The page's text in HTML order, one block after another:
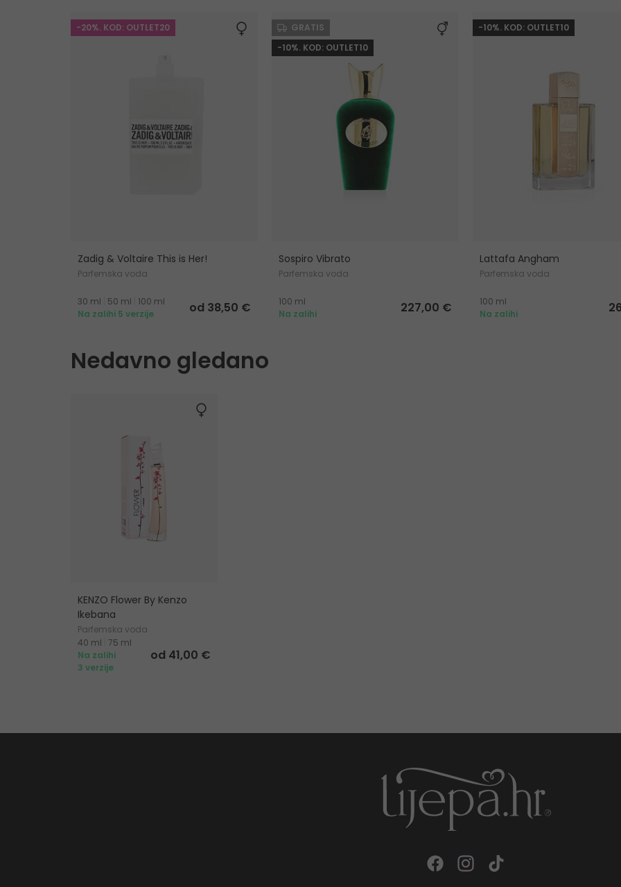
-20%. KOD: OUTLET20
Zadig & Voltaire This is Her!
Parfemska voda
30 ml 50 ml
100 ml
Na zalihi 5 verzije
od 38,50 €
GRATIS
-10%. KOD: OUTLET10
Sospiro Vibrato
Parfemska voda
100 ml
Na zalihi
227,00 €
-10%. KOD: OUTLET10
Lattafa Angham
Parfemska voda
100 ml
Na zalihi
Nedavno gledano
KENZO Flower By Kenzo
Ikebana
Parfemska voda
40 ml 75 ml
Na zalihi
3 verzije
od 41,00 €